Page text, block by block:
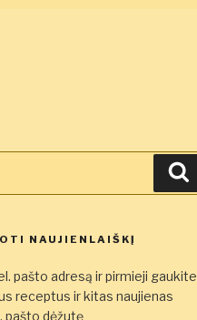
NAUJIENLAIŠKĮ
pašto adresą ir pirmieji gaukite
receptus ir kitas naujienas
pašto dėžutę